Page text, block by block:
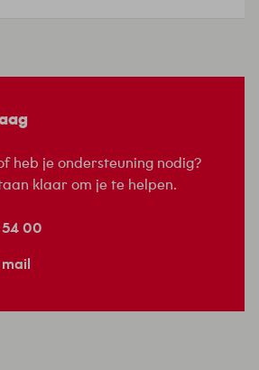
vraag: of Lomans een keer…
heb je ondersteuning nodig?
klaar om je te helpen.
00